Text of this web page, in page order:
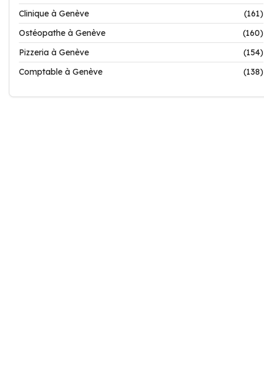
Clinique à Genève
(161)
Ostéopathe à Genève
(160)
Pizzeria à Genève
(154)
Comptable à Genève
(138)